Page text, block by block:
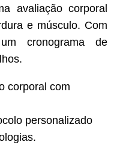
avaliação corporal
e músculo. Com
cronograma de
corporal com
personalizado